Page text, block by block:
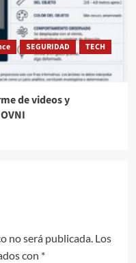
SEGURIDAD
TECH
de videos y
no será publicada. Los
con *